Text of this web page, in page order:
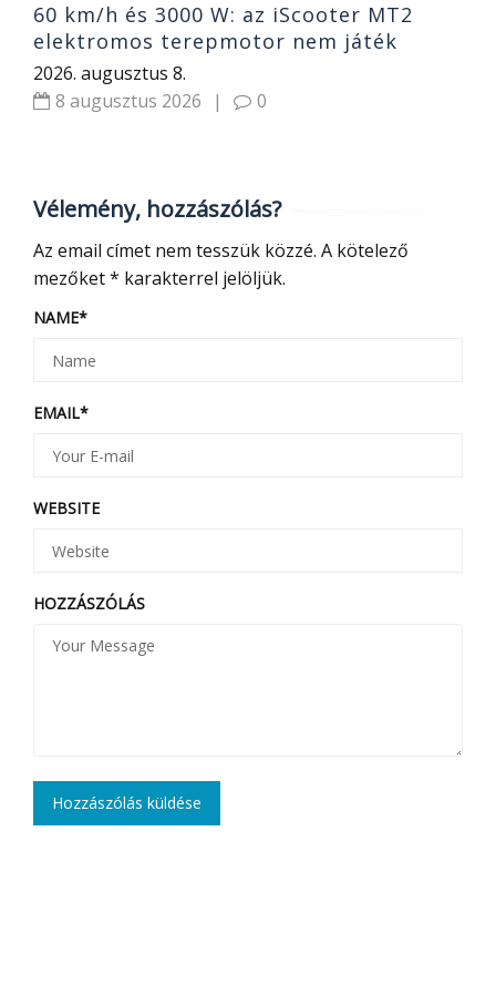
60 km/h és 3000 W: az iScooter MT2
elektromos terepmotor nem játék
2026. augusztus 8.
8 augusztus 2026
| 0
Vélemény, hozzászólás?
Az email címet nem tesszük közzé. A kötelező
mezőket* karakterrel jelöljük.
NAME*
EMAIL*
WEBSITE
HOZZÁSZÓLÁS